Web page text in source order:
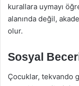
kurallara uymayı
alanında değil,
olur.
Sosyal
Çocuklar, tekvando